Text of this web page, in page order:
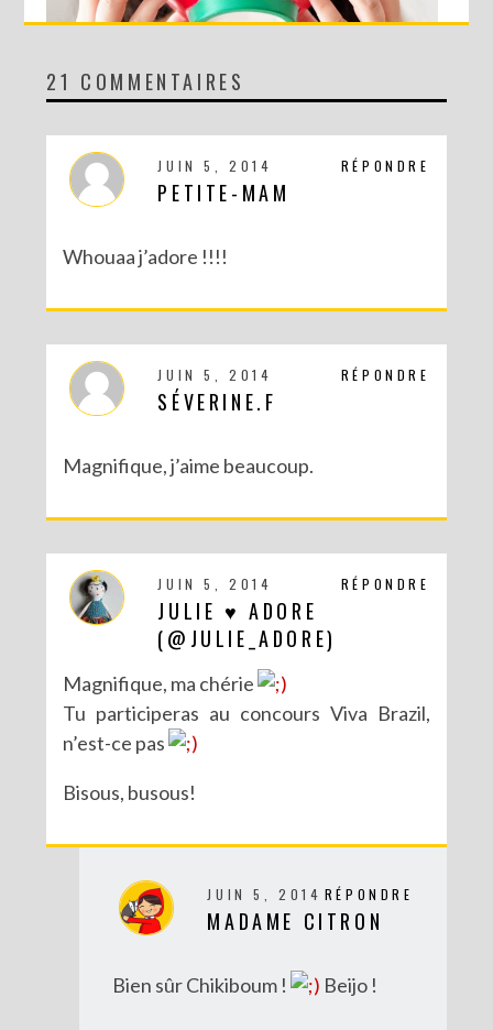
DIY : LE BOL PASTÈQUE !
DIY : UN COUCOU SUISSE DES TEMPS MODERNES
21 COMMENTAIRES
RÉPONDRE
JUIN 5, 2014
PETITE-MAM
Whouaa j’adore !!!!
RÉPONDRE
JUIN 5, 2014
SÉVERINE.F
Magnifique, j’aime beaucoup.
RÉPONDRE
JUIN 5, 2014
JULIE ♥ ADORE
(@JULIE_ADORE)
Magnifique, ma chérie
Tu participeras au concours Viva Brazil,
n’est-ce pas
Bisous, busous!
RÉPONDRE
JUIN 5, 2014
MADAME CITRON
Bien sûr Chikiboum ! Beijo !